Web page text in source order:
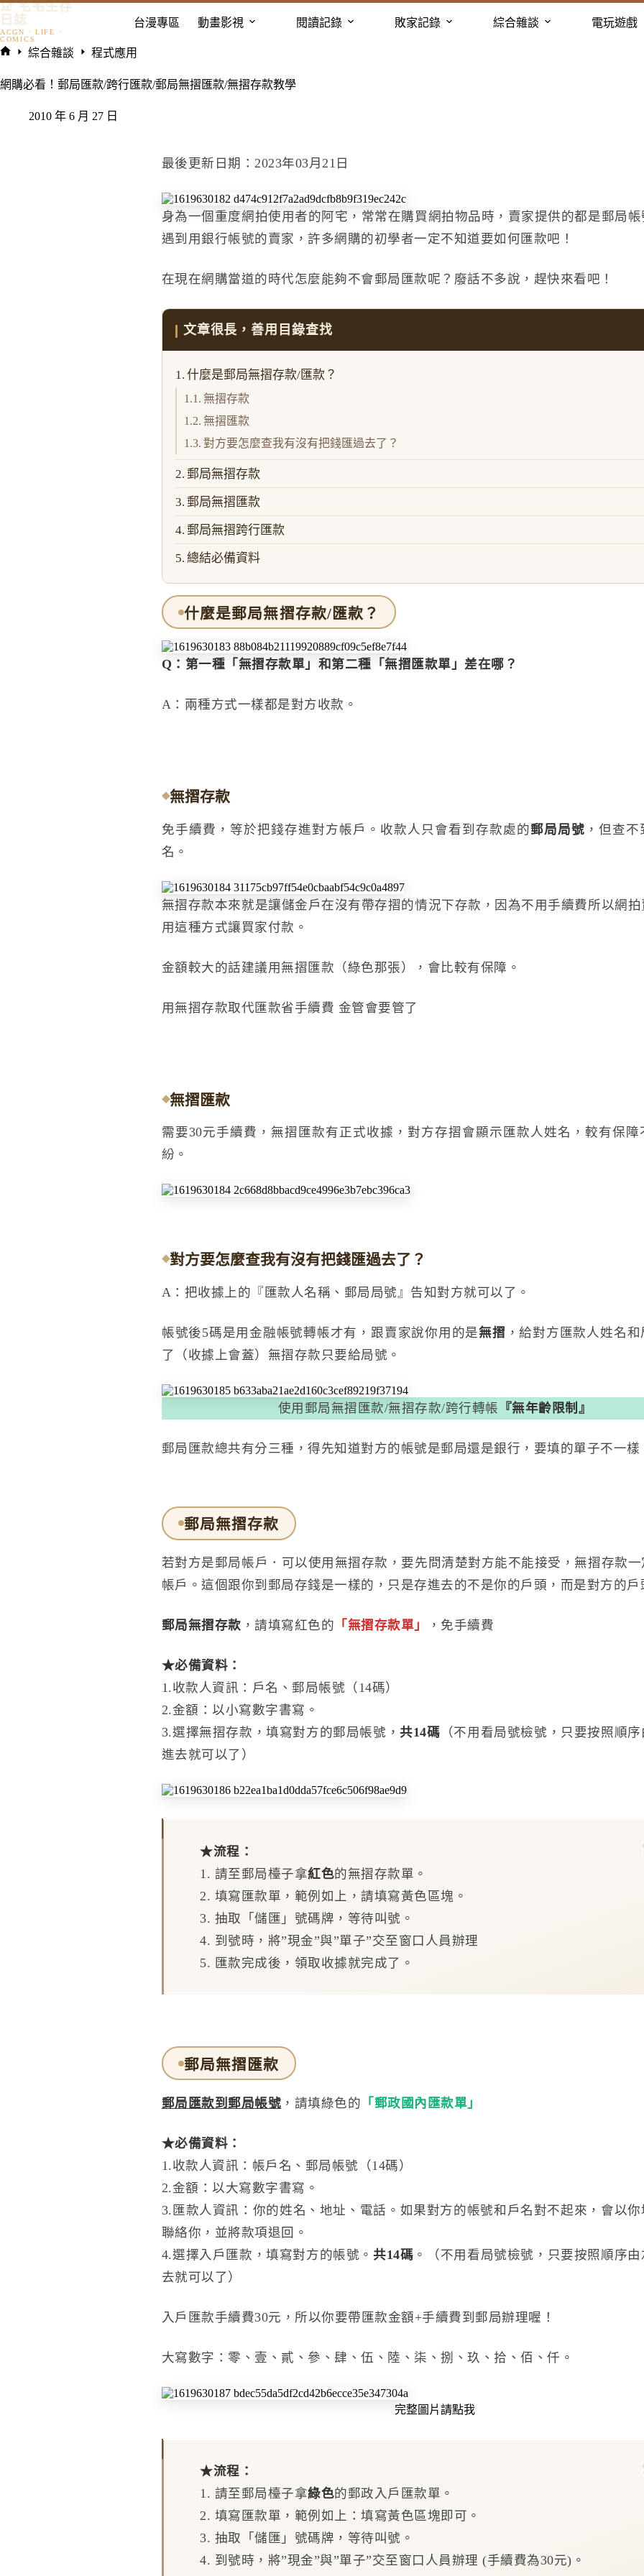
跳
至
主
內
𓃠 宅宅生存
日誌
台漫專區 動畫影視 閱讀記錄 敗家記錄 綜合雜談 電玩遊戲
頁
綜合雜談 程式應用
網購必看！郵局匯款/跨行匯款/郵局無摺匯款/無摺存款教學
2010 年 6 月 27 日
最後更新日期：2023年03月21日
身為一個重度網拍使用者的阿宅，常常在購買網拍物品時，賣家提供的都是郵局帳
遇到用銀行帳號的賣家，許多網購的初學者一定不知道要如何匯款吧！
在現在網購當道的時代怎麼能夠不會郵局匯款呢？廢話不多說，趕快來看吧！
文章很長，善用目錄查找
什麼是郵局無摺存款/匯款？
無摺存款
無摺匯款
對方要怎麼查我有沒有把錢匯過去了？
郵局無摺存款
郵局無摺匯款
郵局無摺跨行匯款
總結必備資料
什麼是郵局無摺存款/匯款？
Q：第一種「無摺存款單」和第二種「無摺匯款單」差在哪？
A：兩種方式一樣都是對方收款。
無摺存款
免手續費，等於把錢存進對方帳戶。收款人只會看到存款處的郵局局號 ，但查
名。
無摺存款本來就是讓儲金戶在沒有帶存摺的情況下存款，因為不用手續費所以網拍
用這種方式讓買家付款。
金額較大的話建議用無摺匯款（綠色那張），會比較有保障。
用無摺存款取代匯款省手續費 金管會要管了
無摺匯款
需要30元手續費，無摺匯款有正式收據，對方存摺會顯示匯款人姓名，較有保障
紛。
對方要怎麼查我有沒有把錢匯過去了？
A：把收據上的『匯款人名稱、郵局局號』告知對方就可以了。
帳號後5碼是用金融帳號轉帳才有，跟賣家說你用的是無摺 ，給對方匯款人姓名
了（收據上會蓋）無摺存款只要給局號。
使用郵局無摺匯款/無摺存款/跨行轉帳 『無年齡限制』
郵局匯款總共有分三種，得先知道對方的帳號是郵局還是銀行，要填的單子不一樣
郵局無摺存款
若對方是郵局帳戶．可以使用無摺存款，要先問清楚對方能不能接受，無摺存款一
帳戶。這個跟你到郵局存錢是一樣的，只是存進去的不是你的戶頭，而是對方的戶
郵局無摺存款 ，請填寫紅色的 「無摺存款單」 ，免手續費
★必備資料：
1.收款人資訊：戶名、郵局帳號（14碼）
2.金額：以小寫數字書寫。
3.選擇無摺存款，填寫對方的郵局帳號，共14碼 （不用看局號檢號，只要按照順
進去就可以了）
★流程：
1. 請至郵局檯子拿紅色的無摺存款單。
2. 填寫匯款單，範例如上，請填寫黃色區塊。
3. 抽取「儲匯」號碼牌，等待叫號。
4. 到號時，將”現金”與”單子”交至窗口人員辦理
5. 匯款完成後，領取收據就完成了。
郵局無摺匯款
郵局匯款到郵局帳號 ，請填綠色的 「郵政國內匯款單」
★必備資料：
1.收款人資訊：帳戶名、郵局帳號（14碼）
2.金額：以大寫數字書寫。
3.匯款人資訊：你的姓名、地址、電話。如果對方的帳號和戶名對不起來，會以你
聯絡你，並將款項退回。
4.選擇入戶匯款，填寫對方的帳號。共14碼 。（不用看局號檢號，只要按照順序
去就可以了）
入戶匯款手續費30元，所以你要帶匯款金額+手續費到郵局辦理喔！
大寫數字：零、壹、貳、參、肆、伍、陸、柒、捌、玖、拾、佰、仟。
完整圖片請點我
★流程：
1. 請至郵局檯子拿綠色的郵政入戶匯款單。
2. 填寫匯款單，範例如上：填寫黃色區塊即可。
3. 抽取「儲匯」號碼牌，等待叫號。
4. 到號時，將”現金”與”單子”交至窗口人員辦理 (手續費為30元)。